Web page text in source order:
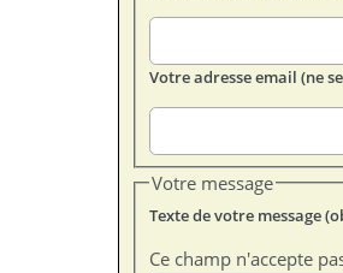
Votre adresse email (ne
Votre message
Texte
Ce champ n'accepte